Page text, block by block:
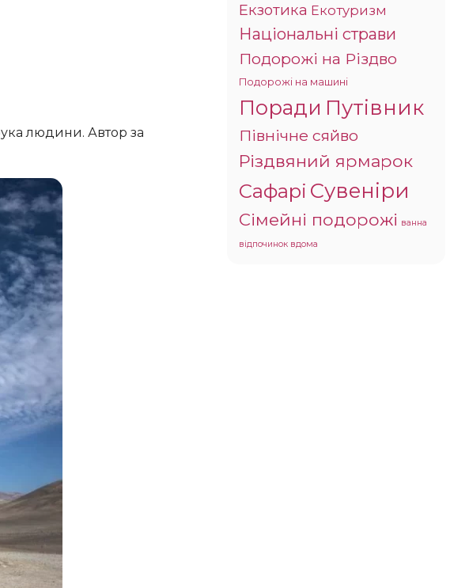
Екзотика Екотуризм
Національні страви
Подорожі на Різдво
Подорожі на машині
Поради Путівник
Північне сяйво
Різдвяний ярмарок
Сафарі Сувеніри
Сімейні подорожі ванна
відпочинок вдома